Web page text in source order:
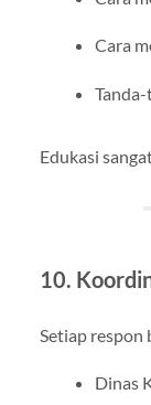
Cara
Edukasi
10.
Setiap respon
Dinas